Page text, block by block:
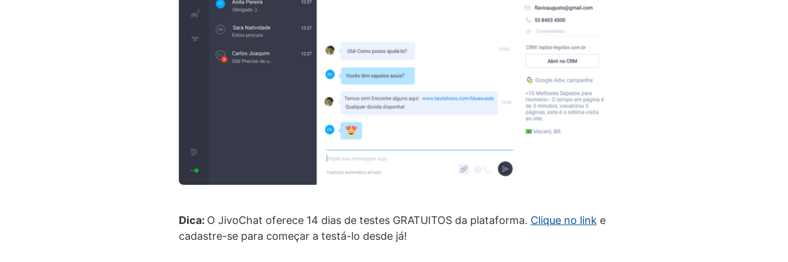
Dica: O JivoChat oferece 14 dias de testes GRATUITOS da plataforma. Clique no link e
cadastre-se para começar a testá-lo desde já!